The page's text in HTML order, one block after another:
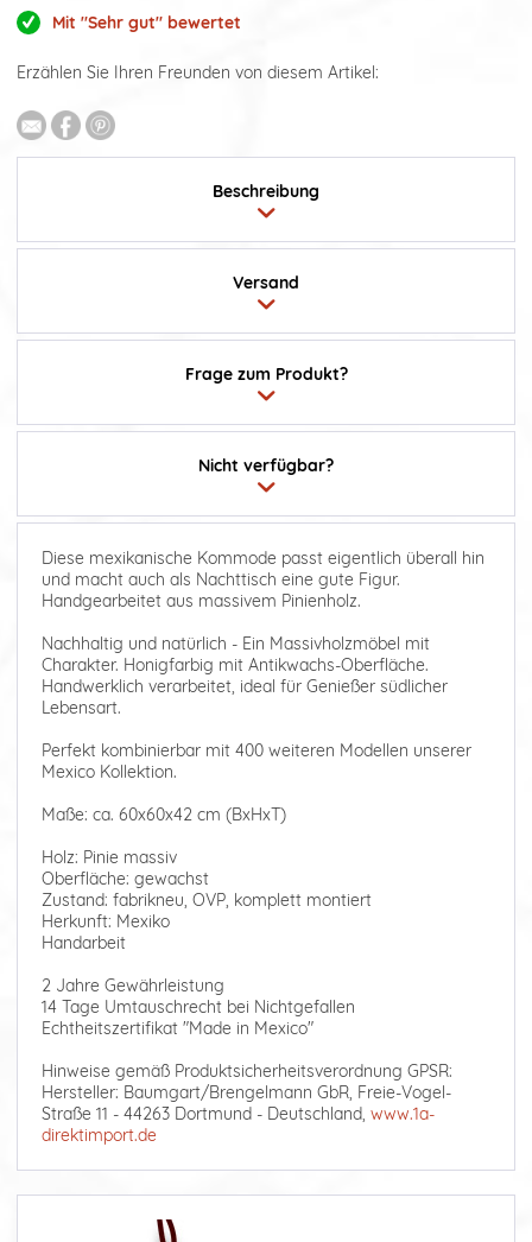
Mit "Sehr gut" bewertet
Erzählen Sie Ihren Freunden von diesem Artikel:
Beschreibung
Frage zum Produkt?
Versand
Nicht verfügbar?
Diese mexikanische Kommode passt eigentlich überall hin
und macht auch als Nachttisch eine gute Figur.
Handgearbeitet aus massivem Pinienholz.
Nachhaltig und natürlich - Ein Massivholzmöbel mit
Charakter. Honigfarbig mit Antikwachs-Oberfläche.
Handwerklich verarbeitet, ideal für Genießer südlicher
Lebensart.
Perfekt kombinierbar mit 400 weiteren Modellen unserer
Mexico Kollektion.
Maße: ca. 60x60x42 cm (BxHxT)
Holz: Pinie massiv
Oberfläche: gewachst
Zustand: fabrikneu, OVP, komplett montiert
Herkunft: Mexiko
Handarbeit
2 Jahre Gewährleistung
14 Tage Umtauschrecht bei Nichtgefallen
Echtheitszertifikat "Made in Mexico"
Hinweise gemäß Produktsicherheitsverordnung GPSR:
Hersteller: Baumgart/Brengelmann GbR, Freie-Vogel-
Straße 11 - 44263 Dortmund - Deutschland, www.1a-
direktimport.de